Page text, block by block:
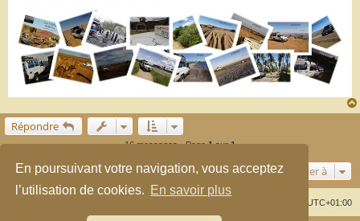
En poursuivant votre navigation, vous acceptez
l’utilisation de cookies. En savoir plus
Répondre
16 messages • Page1sur1
Aller à
UTC+01:00